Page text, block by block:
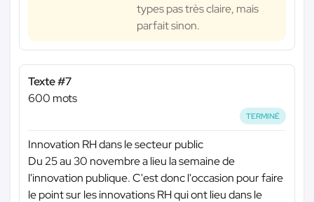
types pas très claire, mais
parfait sinon.
Texte #7
600 mots
TERMINÉ
Innovation RH dans le secteur public
Du 25 au 30 novembre a lieu la semaine de
l'innovation publique. C'est donc l'occasion pour faire
le point sur les innovations RH qui ont lieu dans le